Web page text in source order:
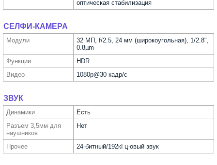
оптическая стабилизация
СЕЛФИ-КАМЕРА
Модули
32 МП, f/2.5, 24 мм (широкоугольная), 1/2.8",
0.8µm
Функ­ции
HDR
Видео
1080p@30 кадр/с
ЗВУК
Динамики
Есть
Разъем 3,5мм для
науш­ников
Нет
Прочее 24-битный/192кГц-овый звук